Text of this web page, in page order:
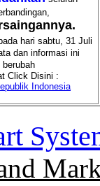
hari sabtu, 31 Juli
dan informasi ini
berubah
Click Disini :
Indonesia